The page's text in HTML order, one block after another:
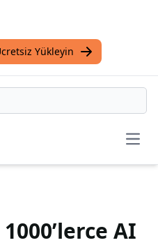
Yükleyin
AI